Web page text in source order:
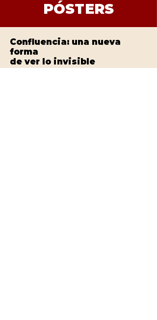
PÓSTERS
Confluencia: una nueva
forma
de ver lo invisible